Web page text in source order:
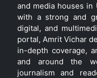
and media houses in
with a strong and
digital, and
portal, Amrit Vichar
in-depth coverage,
and around the
journalism and